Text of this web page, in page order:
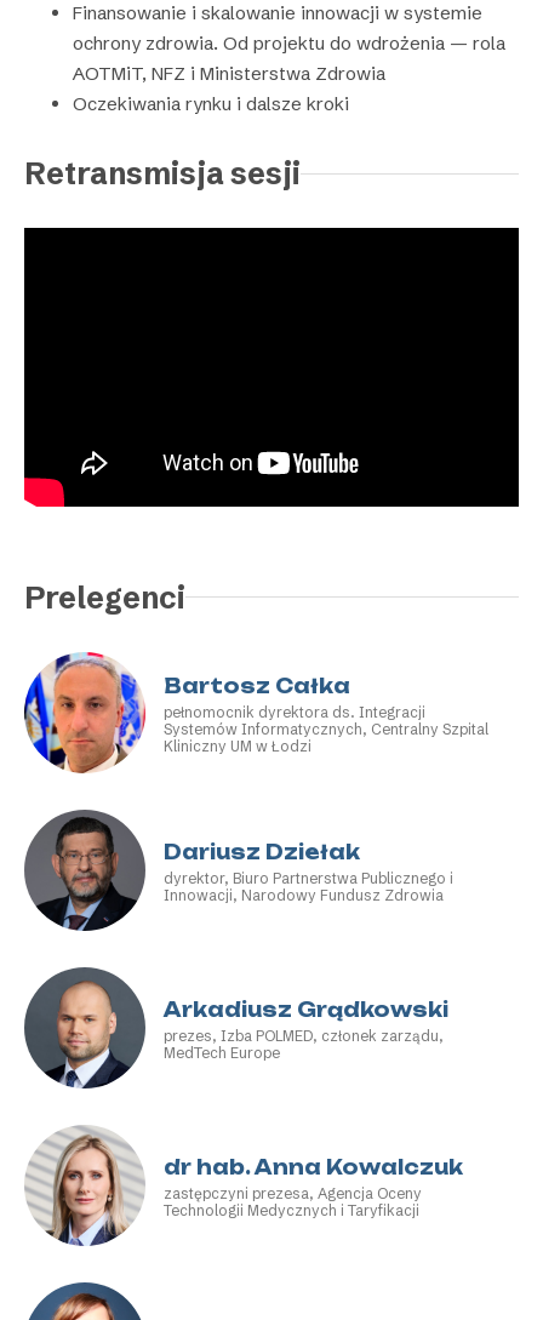
Finansowanie i skalowanie innowacji w systemie
ochrony zdrowia. Od projektu do wdrożenia — rola
AOTMiT, NFZ i Ministerstwa Zdrowia
Oczekiwania rynku i dalsze kroki
Retransmisja sesji
Prelegenci
Bartosz Całka
pełnomocnik dyrektora ds. Integracji
Systemów Informatycznych, Centralny Szpital
Kliniczny UM w Łodzi
Dariusz Dziełak
dyrektor, Biuro Partnerstwa Publicznego i
Innowacji, Narodowy Fundusz Zdrowia
Arkadiusz Grądkowski
prezes, Izba POLMED, członek zarządu,
MedTech Europe
dr hab. Anna Kowalczuk
zastępczyni prezesa, Agencja Oceny
Technologii Medycznych i Taryfikacji